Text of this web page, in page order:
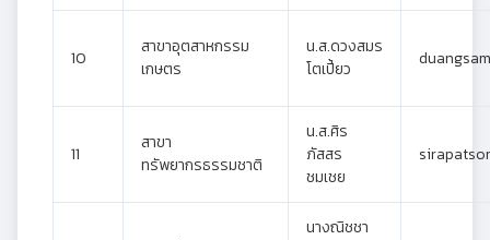
10
สาขาอุตสาหกรรม
เกษตร
น.ส.ดวงสมร
โตเปี้ยว
11
สาขา
ทรัพยากรธรรมชาติ
น.ส.ศิร
ภัสสร
ชมเชย
นางณิชชา